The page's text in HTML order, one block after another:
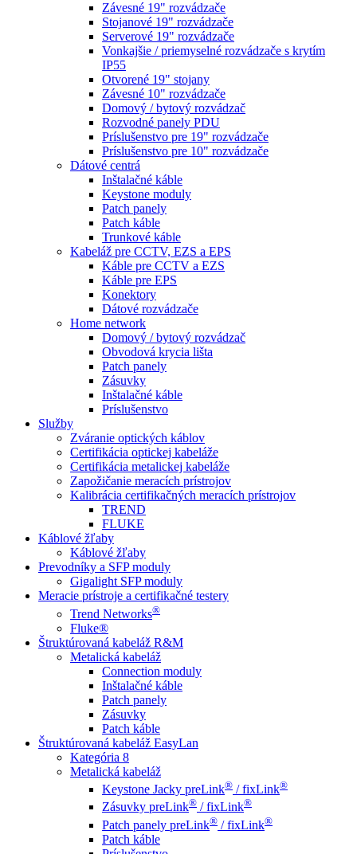
Závesné 19" rozvádzače
Stojanové 19" rozvádzače
Serverové 19" rozvádzače
Vonkajšie / priemyselné rozvádzače s krytím
IP55
Otvorené 19" stojany
Závesné 10" rozvádzače
Domový / bytový rozvádzač
Rozvodné panely PDU
Príslušenstvo pre 19" rozvádzače
Príslušenstvo pre 10" rozvádzače
Dátové centrá
Inštalačné káble
Keystone moduly
Patch panely
Patch káble
Trunkové káble
Kabeláž pre CCTV, EZS a EPS
Káble pre CCTV a EZS
Káble pre EPS
Konektory
Dátové rozvádzače
Home network
Domový / bytový rozvádzač
Obvodová krycia lišta
Patch panely
Zásuvky
Inštalačné káble
Príslušenstvo
Služby
Zváranie optických káblov
Certifikácia optickej kabeláže
Certifikácia metalickej kabeláže
Zapožičanie meracích prístrojov
Kalibrácia certifikačných meracích prístrojov
TREND
FLUKE
Káblové žľaby
Káblové žľaby
Prevodníky a SFP moduly
Gigalight SFP moduly
Meracie prístroje a certifikačné testery
Trend Networks®
Fluke®
Štruktúrovaná kabeláž R&M
Metalická kabeláž
Connection moduly
Inštalačné káble
Patch panely
Zásuvky
Patch káble
Štruktúrovaná kabeláž EasyLan
Kategória 8
Metalická kabeláž
Keystone Jacky preLink® / fixLink®
Zásuvky preLink® / fixLink®
Patch panely preLink® / fixLink®
Patch káble